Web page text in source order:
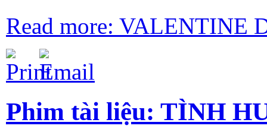
Read more: VALENTINE
Phim tài liệu: TÌNH